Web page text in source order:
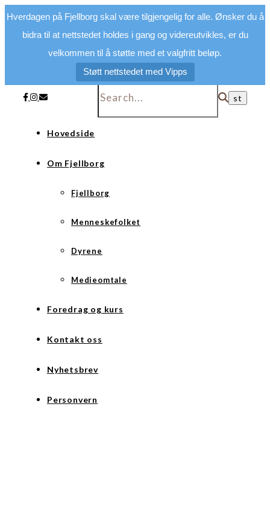
Hverdagen på Fjellborg skal være tilgjengelig for alle. Ønsker du å
bidra til at nettstedet holdes i gang og videreutvikles, er du
velkommen til å støtte med et valgfritt beløp.
Støtt nettstedet med Vipps
Hovedside
Om Fjellborg
Fjellborg
Menneskefolket
Dyrene
Medieomtale
Foredrag og kurs
Kontakt oss
Nyhetsbrev
Personvern